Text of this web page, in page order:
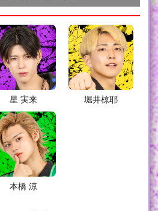
星 実来 堀井椋耶
本橋 涼